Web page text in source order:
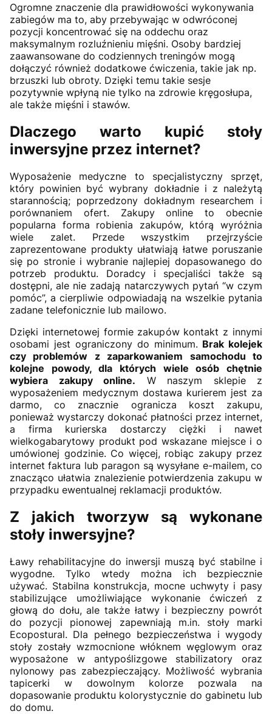
Ogromne znaczenie dla prawidłowości wykonywania
zabiegów ma to, aby przebywając w odwróconej
pozycji koncentrować się na oddechu oraz
maksymalnym rozluźnieniu mięśni. Osoby bardziej
zaawansowane do codziennych treningów mogą
dołączyć również dodatkowe ćwiczenia, takie jak np.
brzuszki lub obroty. Dzięki temu takie sesje
pozytywnie wpłyną nie tylko na zdrowie kręgosłupa,
ale także mięśni i stawów.
Dlaczego warto kupić stoły
inwersyjne przez internet?
Wyposażenie medyczne to specjalistyczny sprzęt,
który powinien być wybrany dokładnie i z należytą
starannością; poprzedzony dokładnym researchem i
porównaniem ofert. Zakupy online to obecnie
popularna forma robienia zakupów, którą wyróżnia
wiele zalet. Przede wszystkim przejrzyście
zaprezentowane produkty ułatwiają łatwe poruszanie
się po stronie i wybranie najlepiej dopasowanego do
potrzeb produktu. Doradcy i specjaliści także są
dostępni, ale nie zadają natarczywych pytań “w czym
pomóc”, a cierpliwie odpowiadają na wszelkie pytania
zadane telefonicznie lub mailowo.
Dzięki internetowej formie zakupów kontakt z innymi
osobami jest ograniczony do minimum. Brak kolejek
czy problemów z zaparkowaniem samochodu to
kolejne powody, dla których wiele osób chętnie
wybiera zakupy online. W naszym sklepie z
wyposażeniem medycznym dostawa kurierem jest za
darmo, co znacznie ogranicza koszt zakupu,
ponieważ wystarczy dokonać płatności przez internet,
a firma kurierska dostarczy ciężki i nawet
wielkogabarytowy produkt pod wskazane miejsce i o
umówionej godzinie. Co więcej, robiąc zakupy przez
internet faktura lub paragon są wysyłane e-mailem, co
znacząco ułatwia znalezienie potwierdzenia zakupu w
przypadku ewentualnej reklamacji produktów.
Z jakich tworzyw są wykonane
stoły inwersyjne?
Ławy rehabilitacyjne do inwersji muszą być stabilne i
wygodne. Tylko wtedy można ich bezpiecznie
używać. Stabilna konstrukcja, mocne uchwyty i pasy
stabilizujące umożliwiające wykonanie ćwiczeń z
głową do dołu, ale także łatwy i bezpieczny powrót
do pozycji pionowej zapewniają m.in. stoły marki
Ecopostural. Dla pełnego bezpieczeństwa i wygody
stoły zostały wzmocnione włóknem węglowym oraz
wyposażone w antypoślizgowe stabilizatory oraz
nylonowy pas zabezpieczający. Możliwość wybrania
tapicerki w dowolnym kolorze pozwala na
dopasowanie produktu kolorystycznie do gabinetu lub
do domu.